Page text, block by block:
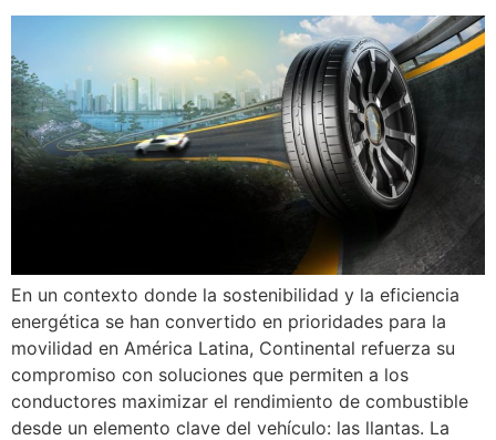
En un contexto donde la sostenibilidad y la eficiencia
energética se han convertido en prioridades para la
movilidad en América Latina, Continental refuerza su
compromiso con soluciones que permiten a los
conductores maximizar el rendimiento de combustible
desde un elemento clave del vehículo: las llantas. La